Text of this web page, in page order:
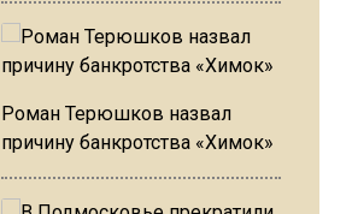
Роман Терюшков назвал
причину банкротства «Химок»